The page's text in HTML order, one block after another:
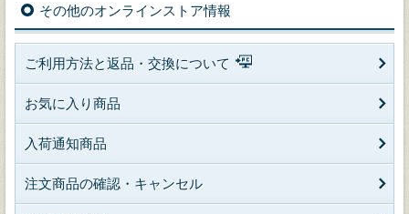
その他のオンラインストア情報
ご利用方法と返品・交換について
お気に入り商品
入荷通知商品
注文商品の確認・キャンセル